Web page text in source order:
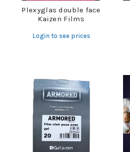
Plexyglas double face
Kaizen Films
Login to see prices